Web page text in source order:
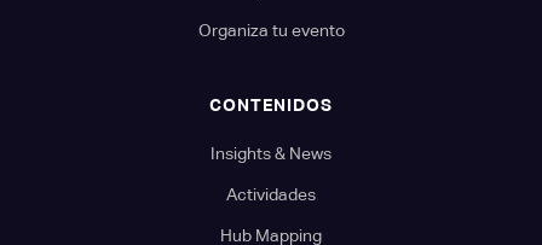
Organiza tu evento
CONTENIDOS
Insights & News
Actividades
Hub Mapping